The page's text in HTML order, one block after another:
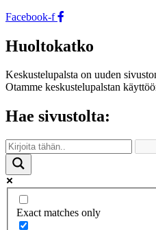
Facebook-f
Huoltokatko
Keskustelupalsta on uuden
Otamme keskustelupalstan
Hae sivustolta:
Exact matches only